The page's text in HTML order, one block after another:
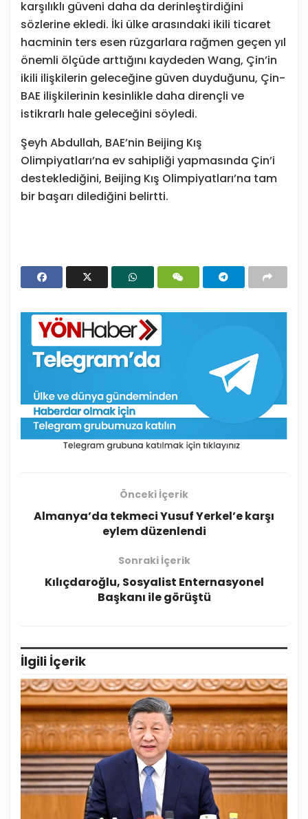
karşılıklı güveni daha da derinleştirdiğini
sözlerine ekledi. İki ülke arasındaki ikili ticaret
hacminin ters esen rüzgarlara rağmen geçen yıl
önemli ölçüde arttığını kaydeden Wang, Çin’in
ikili ilişkilerin geleceğine güven duyduğunu, Çin-
BAE ilişkilerinin kesinlikle daha dirençli ve
istikrarlı hale geleceğini söyledi.
Şeyh Abdullah, BAE’nin Beijing Kış
Olimpiyatları’na ev sahipliği yapmasında Çin’i
desteklediğini, Beijing Kış Olimpiyatları’na tam
bir başarı dilediğini belirtti.
Önceki İçerik
Almanya’da tekmeci Yusuf Yerkel’e karşı
eylem düzenlendi
Sonraki İçerik
Kılıçdaroğlu, Sosyalist Enternasyonel
Başkanı ile görüştü
İlgili İçerik